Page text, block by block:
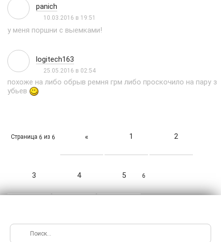
panich
10.03.2016 в 19:51
у меня поршни с выемками!
logitech163
25.05.2016 в 02:54
похоже на либо обрыв ремня грм либо проскочило на пару з
убьев
Страница 6 из 6 « 1 2
3 4 5 6